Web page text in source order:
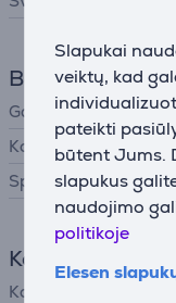
Slapukai
veiktų, kad
pateikti
būtent Jums.
slapukus
naudojimo
politikoje
Elesen
Bendri
Gamintojas
Korpuso medžiaga
Spalva
Komplektacija
Komplekte yra